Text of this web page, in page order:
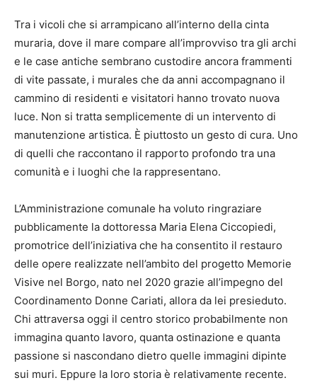
Tra i vicoli che si arrampicano all’interno della cinta
muraria, dove il mare compare all’improvviso tra gli archi
e le case antiche sembrano custodire ancora frammenti
di vite passate, i murales che da anni accompagnano il
cammino di residenti e visitatori hanno trovato nuova
luce. Non si tratta semplicemente di un intervento di
manutenzione artistica. È piuttosto un gesto di cura. Uno
di quelli che raccontano il rapporto profondo tra una
comunità e i luoghi che la rappresentano.
L’Amministrazione comunale ha voluto ringraziare
pubblicamente la dottoressa Maria Elena Ciccopiedi,
promotrice dell’iniziativa che ha consentito il restauro
delle opere realizzate nell’ambito del progetto Memorie
Visive nel Borgo, nato nel 2020 grazie all’impegno del
Coordinamento Donne Cariati, allora da lei presieduto.
Chi attraversa oggi il centro storico probabilmente non
immagina quanto lavoro, quanta ostinazione e quanta
passione si nascondano dietro quelle immagini dipinte
sui muri. Eppure la loro storia è relativamente recente.